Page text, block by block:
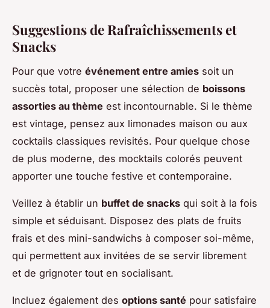
Suggestions de Rafraîchissements et
Snacks
Pour que votre événement entre amies soit un
succès total, proposer une sélection de boissons
assorties au thème est incontournable. Si le thème
est vintage, pensez aux limonades maison ou aux
cocktails classiques revisités. Pour quelque chose
de plus moderne, des mocktails colorés peuvent
apporter une touche festive et contemporaine.
Veillez à établir un buffet de snacks qui soit à la fois
simple et séduisant. Disposez des plats de fruits
frais et des mini-sandwichs à composer soi-même,
qui permettent aux invitées de se servir librement
et de grignoter tout en socialisant.
Incluez également des options santé pour satisfaire